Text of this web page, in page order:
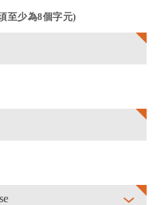
至少為8個字元)